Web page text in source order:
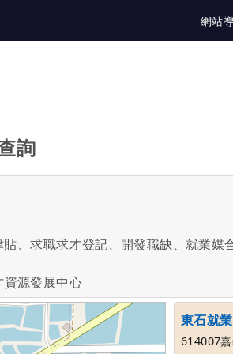
網站
詢
、求職求才登記、開發職缺、就業媒
源發展中心
東石就
614007